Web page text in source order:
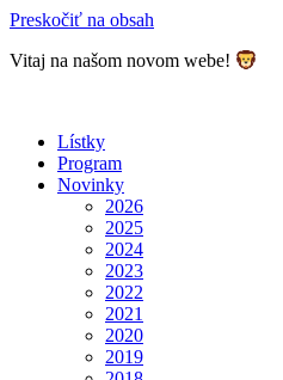
Preskočiť na obsah
Vitaj na našom novom webe!
Lístky
Program
Novinky
2026
2025
2024
2023
2022
2021
2020
2019